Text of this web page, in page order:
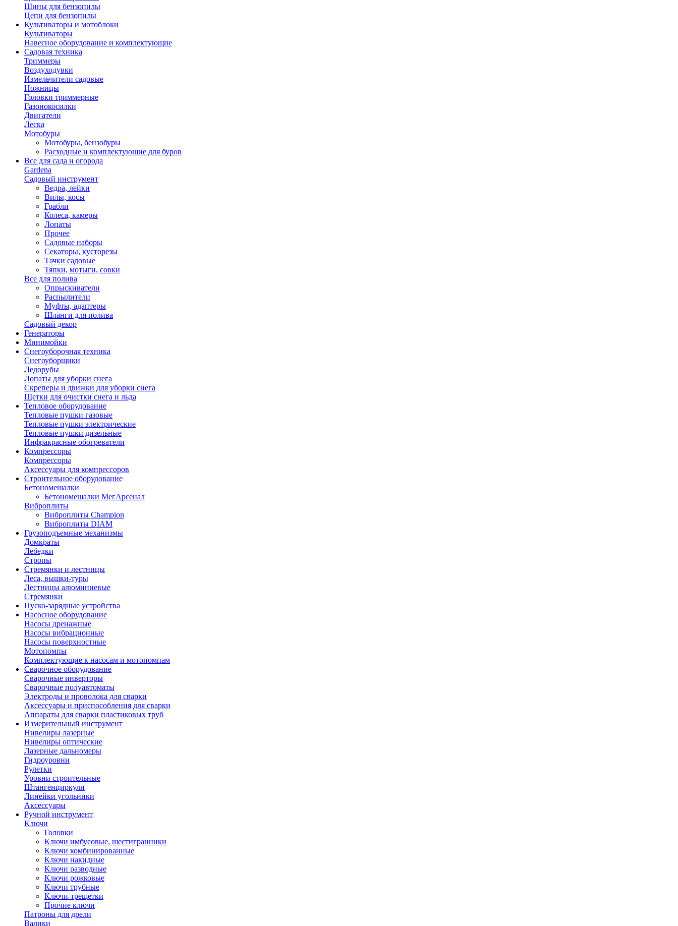
Шины для бензопилы
Цепи для бензопилы
Культиваторы и мотоблоки
Культиваторы
Навесное оборудование и комплектующие
Садовая техника
Триммеры
Воздуходувки
Измельчители садовые
Ножницы
Головки триммерные
Газонокосилки
Двигатели
Леска
Мотобуры
Мотобуры, бензобуры
Расходные и комплектующие для буров
Все для сада и огорода
Gardena
Садовый инструмент
Ведра, лейки
Вилы, косы
Грабли
Колеса, камеры
Лопаты
Прочее
Садовые наборы
Секаторы, кусторезы
Тачки садовые
Тяпки, мотыги, совки
Все для полива
Опрыскиватели
Распылители
Муфты, адаптеры
Шланги для полива
Садовый декор
Генераторы
Минимойки
Снегоуборочная техника
Снегоуборщики
Ледорубы
Лопаты для уборки снега
Скреперы и движки для уборки снега
Щетки для очистки снега и льда
Тепловое оборудование
Тепловые пушки газовые
Тепловые пушки электрические
Тепловые пушки дизельные
Инфракрасные обогреватели
Компрессоры
Компрессоры
Аксессуары для компрессоров
Строительное оборудование
Бетономешалки
Бетономешалки МегАрсенал
Виброплиты
Виброплиты Champion
Виброплиты DIAM
Грузоподъемные механизмы
Домкраты
Лебедки
Стропы
Стремянки и лестницы
Леса, вышки-туры
Лестницы алюминиевые
Стремянки
Пуско-зарядные устройства
Насосное оборудование
Насосы дренажные
Насосы вибрационные
Насосы поверхностные
Мотопомпы
Комплектующие к насосам и мотопомпам
Сварочное оборудование
Сварочные инверторы
Сварочные полуавтоматы
Электроды и проволока для сварки
Аксессуары и приспособления для сварки
Аппараты для сварки пластиковых труб
Измерительный инструмент
Нивелиры лазерные
Нивелиры оптические
Лазерные дальномеры
Гидроуровни
Рулетки
Уровни строительные
Штангенциркули
Линейки угольники
Аксессуары
Ручной инструмент
Ключи
Головки
Ключи имбусовые, шестигранники
Ключи комбинированные
Ключи накидные
Ключи разводные
Ключи рожковые
Ключи трубные
Ключи-трещетки
Прочие ключи
Патроны для дрели
Валики